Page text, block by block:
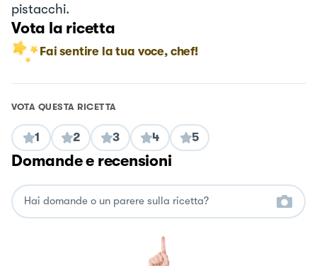
pistacchi.
Vota la ricetta
Fai sentire la tua voce, chef!
VOTA QUESTA RICETTA
1 2 3 4 5
Domande e recensioni